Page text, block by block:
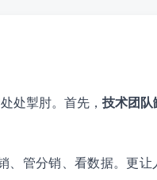
处掣肘。首先， 技术团队
管分销、看数据。更让